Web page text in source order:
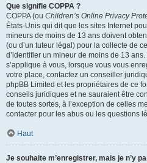
Que signifie COPPA ?
COPPA (ou Children’s Online Privacy
États-Unis qui dit que les sites Internet
mineurs de moins de 13 ans doivent
(ou d’un tuteur légal) pour la collecte de
d’identifier un mineur de moins de 13
s’applique à vous, lorsque vous vous
votre place, contactez un conseiller
phpBB Limited et les propriétaires de ce
conseils juridiques et ne sauraient être
de toutes sortes, à l’exception de celles
contacter pour les abus ou les questions
Haut
Je souhaite m’enregistrer, mais je n’y